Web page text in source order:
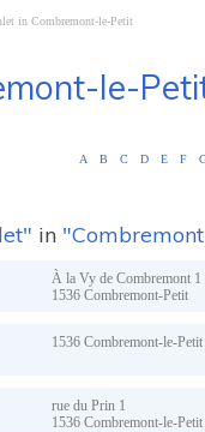
in Combremont-le-Petit
le-
A B C D E F
in
À la Vy de Combremont 1
1536 Combremont-Petit
1536 Combremont-le-Petit
rue du Prin 1
1536 Combremont-le-Petit